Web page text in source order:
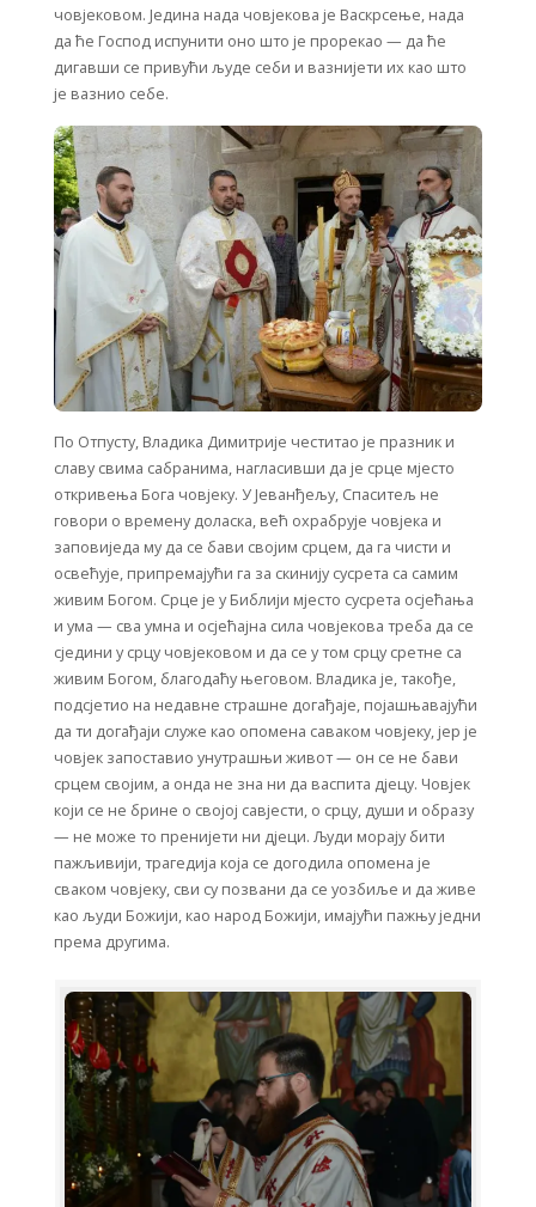
човјековом. Једина нада човјекова је Васкрсење, нада
да ће Господ испунити оно што је прорекао — да ће
дигавши се привући људе себи и вазнијети их као што
је вазнио себе.
По Отпусту, Владика Димитрије честитао је празник и
славу свима сабранима, нагласивши да је срце мјесто
откривења Бога човјеку. У Јеванђељу, Спаситељ не
говори о времену доласка, већ охрабрује човјека и
заповиједа му да се бави својим срцем, да га чисти и
освећује, припремајући га за скинију сусрета са самим
живим Богом. Срце је у Библији мјесто сусрета осјећања
и ума — сва умна и осјећајна сила човјекова треба да се
сједини у срцу човјековом и да се у том срцу сретне са
живим Богом, благодаћу његовом. Владика је, такође,
подсјетио на недавне страшне догађаје, појашњавајући
да ти догађаји служе као опомена саваком човјеку, јер је
човјек запоставио унутрашњи живот — он се не бави
срцем својим, а онда не зна ни да васпита дјецу. Човјек
који се не брине о својој савјести, о срцу, души и образу
— не може то пренијети ни дјеци. Људи морају бити
пажљивији, трагедија која се догодила опомена је
сваком човјеку, сви су позвани да се уозбиље и да живе
као људи Божији, као народ Божији, имајући пажњу једни
према другима.